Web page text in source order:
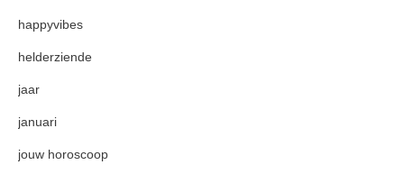
happyvibes
helderziende
jaar
januari
jouw horoscoop